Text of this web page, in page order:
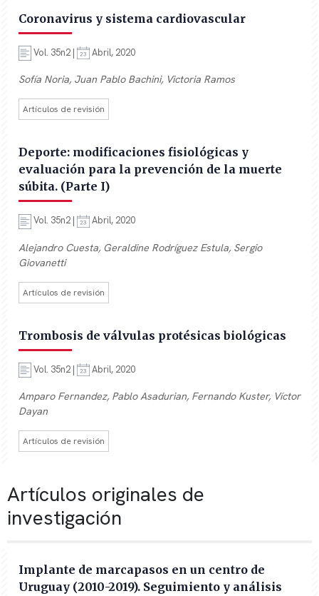
Coronavirus y sistema cardiovascular
Vol. 35n2 | Abril, 2020
Sofía Noria, Juan Pablo Bachini, Victoria Ramos
Artículos de revisión
Deporte: modificaciones fisiológicas y
evaluación para la prevención de la muerte
súbita. (Parte I)
Vol. 35n2 | Abril, 2020
Alejandro Cuesta, Geraldine Rodríguez Estula, Sergio
Giovanetti
Artículos de revisión
Trombosis de válvulas protésicas biológicas
Vol. 35n2 | Abril, 2020
Amparo Fernandez, Pablo Asadurian, Fernando Kuster, Víctor
Dayan
Artículos de revisión
Artículos originales de
investigación
Implante de marcapasos en un centro de
Uruguay (2010-2019). Seguimiento y análisis